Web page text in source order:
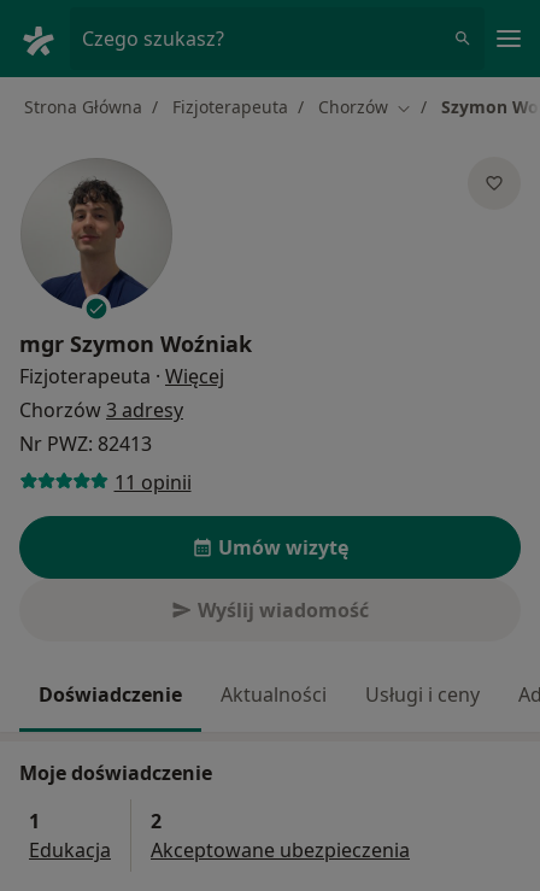
Czego szukasz?
Strona Główna Fizjoterapeuta Chorzów Zmień miasto
Szymon
mgr Szymon Woźniak
Fizjoterapeuta · Więcej
Chorzów3 adresy
Nr PWZ: 82413
11 opinii
Umów wizytę
Wyślij wiadomość
Doświadczenie Aktualności Usługi i ceny
Moje doświadczenie
1
Edukacja
2
Akceptowane ubezpieczenia